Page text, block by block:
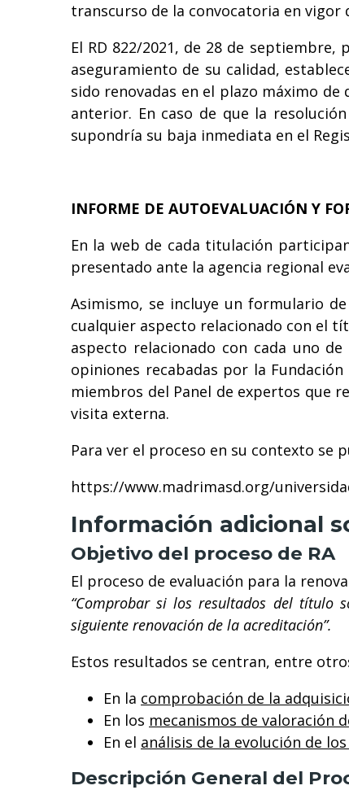
transcurso de la convocatoria en vigor
El RD 822/2021, de 28 de
aseguramiento de su calidad,
sido renovadas en el plazo máximo
anterior. En caso de que la
supondría su baja inmediata en el
INFORME DE AUTOEVALUACIÓN Y
En la web de cada titulación
presentado ante la agencia regional
Asimismo, se incluye un formulario
cualquier aspecto relacionado con el
aspecto relacionado con cada uno
opiniones recabadas por la
miembros del Panel de expertos que
visita externa.
Para ver el proceso en su contexto se
https://www.madrimasd.org/
Información adicional
Objetivo del proceso de RA
El proceso de evaluación para la
“Comprobar si los resultados del título
siguiente renovación de la acreditación”.
Estos resultados se centran, entre
En la comprobación de la
En los mecanismos de valoración
En el análisis de la evolución de
Descripción General del